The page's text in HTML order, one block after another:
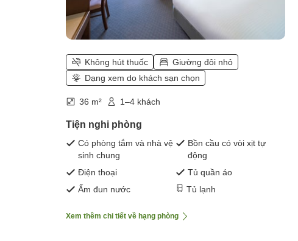
Không hút thuốc
Giường đôi nhỏ
Dạng xem do khách sạn chọn
36 m² 1–4 khách
Tiện nghi phòng
Có phòng tắm và nhà vệ
sinh chung
Bồn cầu có vòi xịt tự
động
Điện thoại
Tủ quần áo
Ấm đun nước
Tủ lạnh
Xem thêm chi tiết về hạng phòng